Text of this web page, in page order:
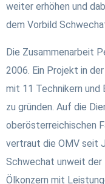
weiter erhöhen und
dem Vorbild
Die Zusammenarbeit
2006. Ein Projekt in
mit 11 Technikern und
zu gründen. Auf die
oberösterreichischen
vertraut die OMV seit
Schwechat unweit der
Ölkonzern mit